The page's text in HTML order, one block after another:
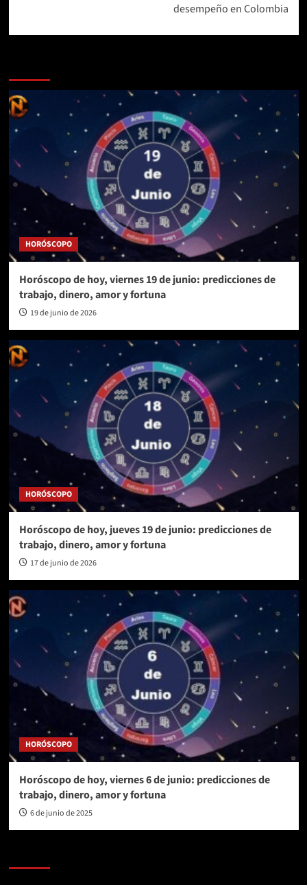
desempeño en Colombia
HORÓSCOPO
Horóscopo de hoy, viernes 19 de junio: predicciones de
trabajo, dinero, amor y fortuna
19 de junio de 2026
HORÓSCOPO
Horóscopo de hoy, jueves 19 de junio: predicciones de
trabajo, dinero, amor y fortuna
17 de junio de 2026
HORÓSCOPO
Horóscopo de hoy, viernes 6 de junio: predicciones de
trabajo, dinero, amor y fortuna
6 de junio de 2025